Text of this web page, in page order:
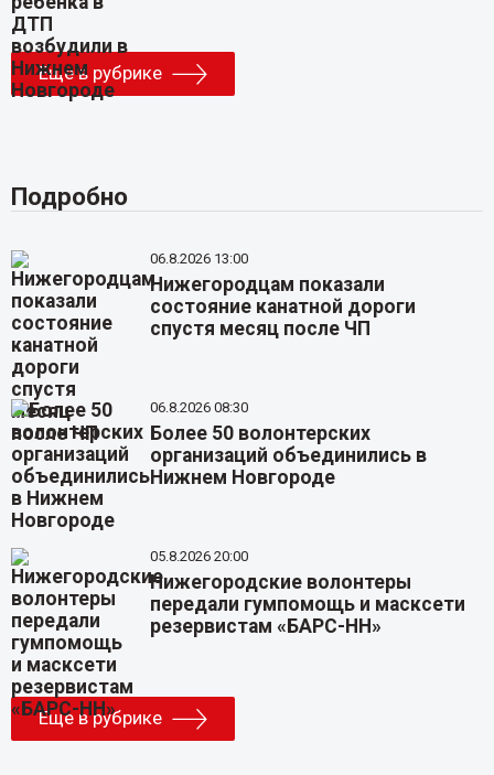
Еще в рубрике
Подробно
06.8.2026 13:00
Нижегородцам показали
состояние канатной дороги
спустя месяц после ЧП
06.8.2026 08:30
Более 50 волонтерских
организаций объединились в
Нижнем Новгороде
05.8.2026 20:00
Нижегородские волонтеры
передали гумпомощь и масксети
резервистам «БАРС-НН»
Еще в рубрике